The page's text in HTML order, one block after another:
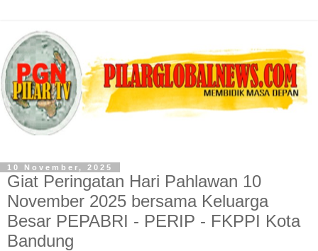
10 November, 2025
Giat Peringatan Hari Pahlawan 10
November 2025 bersama Keluarga
Besar PEPABRI - PERIP - FKPPI Kota
Bandung